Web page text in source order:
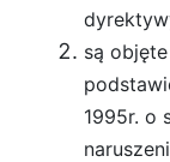
są
1995r. o